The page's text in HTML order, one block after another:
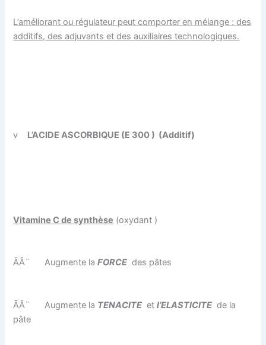
L’améliorant ou régulateur peut comporter en mélange : des
additifs, des adjuvants et des auxiliaires technologiques.
v L’ACIDE ASCORBIQUE (E 300 ) (Additif)
Vitamine C de synthèse (oxydant )
ÃÂ¨ Augmente laFORCE des pâtes
ÃÂ¨ Augmente la TENACITE etl’ELASTICITE de la
pâte